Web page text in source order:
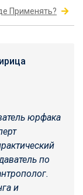
Применять?
юрфака
по
и